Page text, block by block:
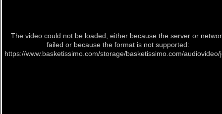
The video could not be loaded, either because the server or
failed or because the format is not supported:
https://www.basketissimo.com/storage/basketissimo.com/